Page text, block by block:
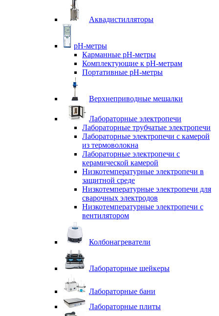
Аквадистилляторы
pH-метры
Карманные pH-метры
Комплектующие к pH-метрам
Портативные pH-метры
Верхнеприводные мешалки
Лабораторные электропечи
Лабораторные трубчатые электропечи
Лабораторные электропечи с камерой
из термоволокна
Лабораторные электропечи с
керамической камерой
Низкотемпературные электропечи в
защитной среде
Низкотемпературные электропечи для
cварочных электродов
Низкотемпературные электропечи с
вентилятором
Колбонагреватели
Лабораторные шейкеры
Лабораторные бани
Лабораторные плиты